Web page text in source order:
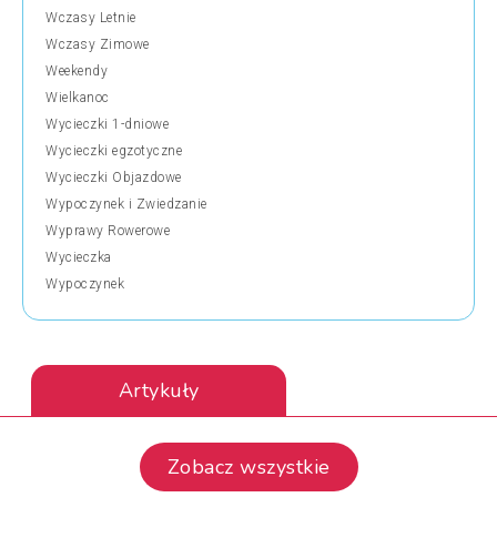
Wczasy Letnie
Wczasy Zimowe
Weekendy
Wielkanoc
Wycieczki 1-dniowe
Wycieczki egzotyczne
Wycieczki Objazdowe
Wypoczynek i Zwiedzanie
Wyprawy Rowerowe
Wycieczka
Wypoczynek
Artykuły
Zobacz wszystkie